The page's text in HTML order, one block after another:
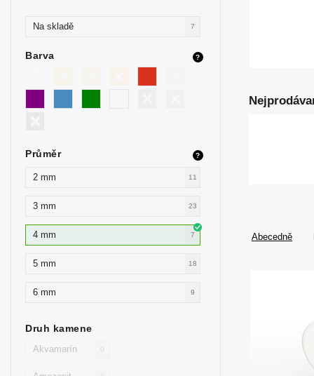
Na skladě 7
Barva ?
Průměr ?
2 mm 11
3 mm 23
4 mm 7
5 mm 18
6 mm 9
Druh kamene
Akvamarín 0
Abecedně